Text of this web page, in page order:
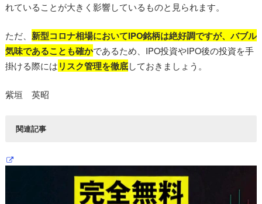
れていることが大きく影響しているものと見られます。
ただ、 新型コロナ相場においてIPO銘柄は絶好調ですが、バブル
気味であることも確かであるため、IPO投資やIPO後の投資を手
掛ける際にはリスク管理を徹底しておきましょう。
紫垣 英昭
関連記事
２倍３倍は当たり前！株初心者でもできるＩＰＯ（新規公開
株）投資法とは
ＩＰＯ新規公開株の「初値売り」で大きな利益を確定させる